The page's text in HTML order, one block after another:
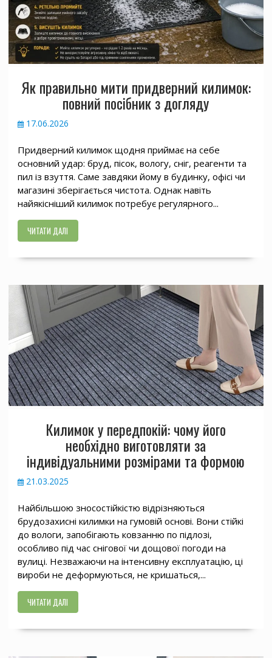
Як правильно мити придверний килимок:
повний посібник з догляду
17.06.2026
Придверний килимок щодня приймає на себе
основний удар: бруд, пісок, вологу, сніг, реагенти та
пил із взуття. Саме завдяки йому в будинку, офісі чи
магазині зберігається чистота. Однак навіть
найякісніший килимок потребує регулярного...
ЧИТАТИ ДАЛІ
Килимок у передпокій: чому його
необхідно виготовляти за
індивідуальними розмірами та формою
21.03.2025
Найбільшою зносостійкістю відрізняються
брудозахисні килимки на гумовій основі. Вони стійкі
до вологи, запобігають ковзанню по підлозі,
особливо під час снігової чи дощової погоди на
вулиці. Незважаючи на інтенсивну експлуатацію, ці
вироби не деформуються, не кришаться,...
ЧИТАТИ ДАЛІ